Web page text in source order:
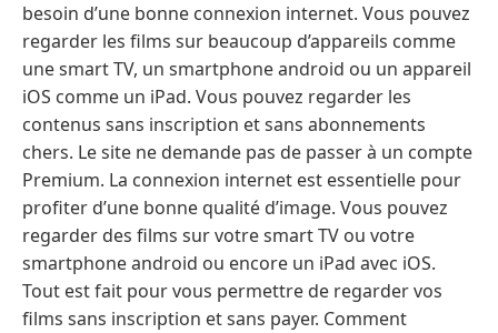
besoin d’une bonne connexion internet. Vous pouvez
regarder les films sur beaucoup d’appareils comme
une smart TV, un smartphone android ou un appareil
iOS comme un iPad. Vous pouvez regarder les
contenus sans inscription et sans abonnements
chers. Le site ne demande pas de passer à un compte
Premium. La connexion internet est essentielle pour
profiter d’une bonne qualité d’image. Vous pouvez
regarder des films sur votre smart TV ou votre
smartphone android ou encore un iPad avec iOS.
Tout est fait pour vous permettre de regarder vos
films sans inscription et sans payer. Comment